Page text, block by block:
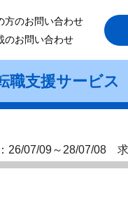
方のお問い合わせ
のお問い合わせ
職支援サービス
26/07/09～28/07/08